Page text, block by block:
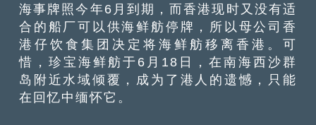
海事牌照今年6月到期，而香港现时又没有适
合的船厂可以供海鲜舫停牌，所以母公司香
港仔饮食集团决定将海鲜舫移离香港。可
惜，珍宝海鲜舫于6月18日，在南海西沙群
岛附近水域倾覆，成为了港人的遗憾，只能
在回忆中缅怀它。